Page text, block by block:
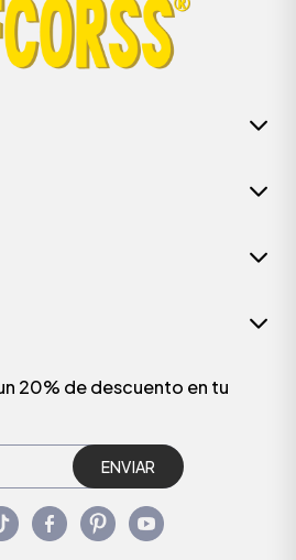
20% de descuento en tu
ENVIAR